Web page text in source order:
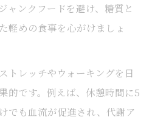
の痩身セルフケア術とは
たい方必見
成功させるコツを紹介
ップを同時に叶える方法
ャンクフードを避け、糖質と
軽めの食事を心がけましょ
トレッチやウォーキングを日
的です。例えば、休憩時間に5
でも血流が促進され、代謝ア